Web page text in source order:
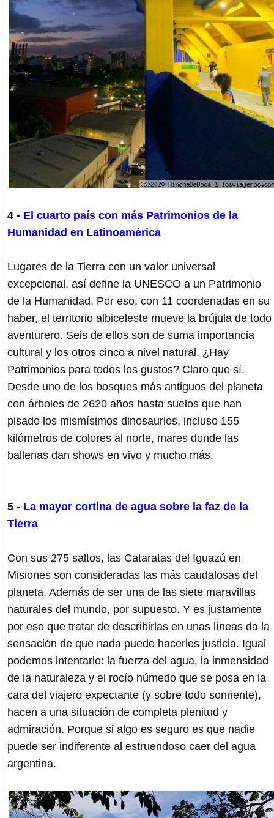
4 - El cuarto país con más Patrimonios de la
Humanidad en Latinoamérica
Lugares de la Tierra con un valor universal
excepcional, así define la UNESCO a un Patrimonio
de la Humanidad. Por eso, con 11 coordenadas en su
haber, el territorio albiceleste mueve la brújula de todo
aventurero. Seis de ellos son de suma importancia
cultural y los otros cinco a nivel natural. ¿Hay
Patrimonios para todos los gustos? Claro que sí.
Desde uno de los bosques más antiguos del planeta
con árboles de 2620 años hasta suelos que han
pisado los mismísimos dinosaurios, incluso 155
kilómetros de colores al norte, mares donde las
ballenas dan shows en vivo y mucho más.
5 - La mayor cortina de agua sobre la faz de la
Tierra
Con sus 275 saltos, las Cataratas del Iguazú en
Misiones son consideradas las más caudalosas del
planeta. Además de ser una de las siete maravillas
naturales del mundo, por supuesto. Y es justamente
por eso que tratar de describirlas en unas líneas da la
sensación de que nada puede hacerles justicia. Igual
podemos intentarlo: la fuerza del agua, la inmensidad
de la naturaleza y el rocío húmedo que se posa en la
cara del viajero expectante (y sobre todo sonriente),
hacen a una situación de completa plenitud y
admiración. Porque si algo es seguro es que nadie
puede ser indiferente al estruendoso caer del agua
argentina.